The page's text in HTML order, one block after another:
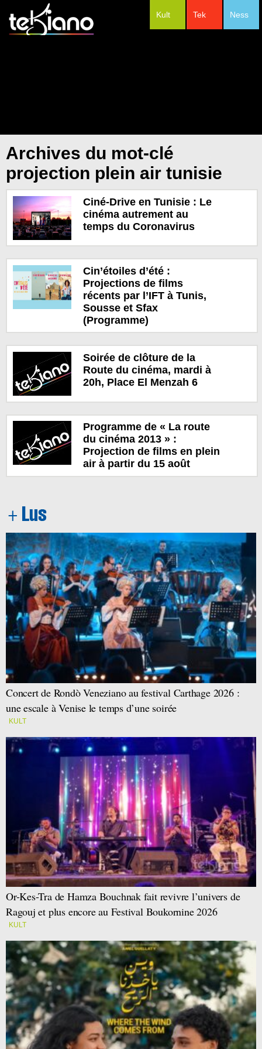
Ness
Tek
Kult
Archives du mot-clé
projection plein air tunisie
Ciné-Drive en Tunisie : Le
cinéma autrement au
temps du Coronavirus
Cin’étoiles d’été :
Projections de films
récents par l’IFT à Tunis,
Sousse et Sfax
(Programme)
Soirée de clôture de la
Route du cinéma, mardi à
20h, Place El Menzah 6
Programme de « La route
du cinéma 2013 » :
Projection de films en plein
air à partir du 15 août
Concert de Rondò Veneziano au festival Carthage 2026 :
une escale à Venise le temps d’une soirée
KULT
Or-Kes-Tra de Hamza Bouchnak fait revivre l’univers de
Ragouj et plus encore au Festival Boukornine 2026
KULT